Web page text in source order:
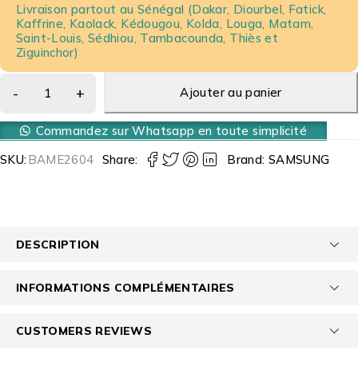
Livraison partout au Sénégal (Dakar, Diourbel, Fatick,
Kaffrine, Kaolack, Kédougou, Kolda, Louga, Matam,
Saint-Louis, Sédhiou, Tambacounda, Thiès et
Ziguinchor)
Ajouter au panier
Commandez sur Whatsapp en toute simplicité
SKU:BAME2604 Share: Brand: SAMSUNG
DESCRIPTION
INFORMATIONS COMPLÉMENTAIRES
CUSTOMERS REVIEWS